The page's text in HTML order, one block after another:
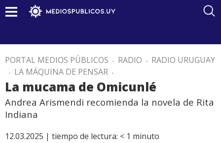
PORTAL MEDIOS PÚBLICOS . RADIO . RADIO URUGUAY
. LA MÁQUINA DE PENSAR .
La mucama de Omicunlé
Andrea Arismendi recomienda la novela de Rita
Indiana
12.03.2025 | tiempo de lectura: < 1 minuto